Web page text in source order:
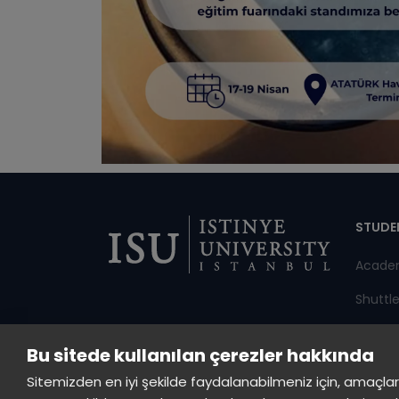
Bu sitede kullanılan çerezler hakkında
Sitemizden en iyi şekilde faydalanabilmeniz için,